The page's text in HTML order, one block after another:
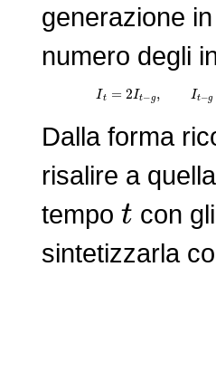
generazione
numero degli
=2
Dalla forma
risalire a
tempo
t
con
sintetizzarla